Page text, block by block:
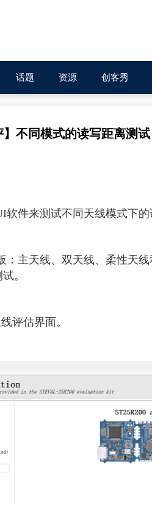
话题 资源 创客秀
】不同模式的读写距离测试
软件来测试不同天线模式下的
主天线、双天线、柔性天
。
评估界面。